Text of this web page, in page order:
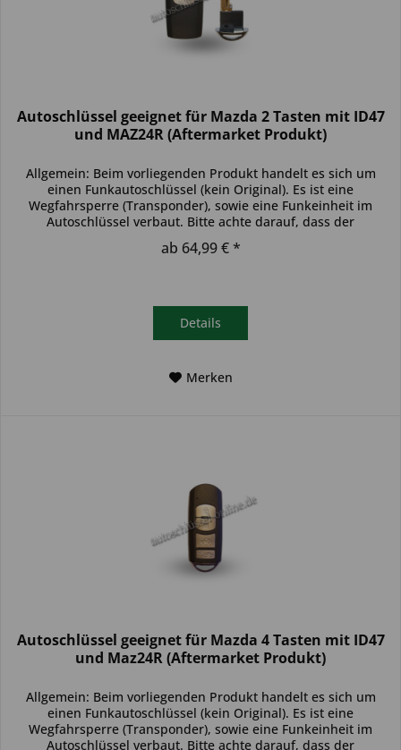
Autoschlüssel geeignet für Mazda 2 Tasten mit ID47
und MAZ24R (Aftermarket Produkt)
Allgemein: Beim vorliegenden Produkt handelt es sich um
einen Funkautoschlüssel (kein Original). Es ist eine
Wegfahrsperre (Transponder), sowie eine Funkeinheit im
Autoschlüssel verbaut. Bitte achte darauf, dass der
ab 64,99 € *
Details
Merken
Autoschlüssel geeignet für Mazda 4 Tasten mit ID47
und Maz24R (Aftermarket Produkt)
Allgemein: Beim vorliegenden Produkt handelt es sich um
einen Funkautoschlüssel (kein Original). Es ist eine
Wegfahrsperre (Transponder), sowie eine Funkeinheit im
Autoschlüssel verbaut. Bitte achte darauf, dass der